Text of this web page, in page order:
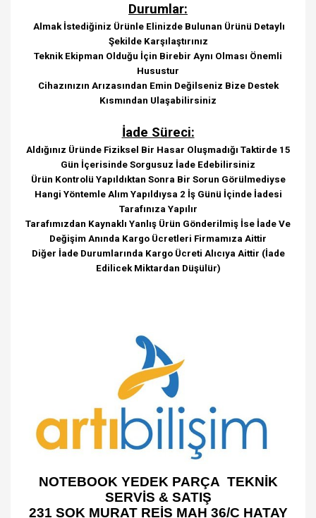
Durumlar:
Almak İstediğiniz Ürünle Elinizde Bulunan Ürünü Detaylı
Şekilde Karşılaştırınız
Teknik Ekipman Olduğu İçin Birebir Aynı Olması Önemli
Husustur
Cihazınızın Arızasından Emin Değilseniz Bize Destek
Kısmından Ulaşabilirsiniz
İade Süreci:
Aldığınız Üründe Fiziksel Bir Hasar Oluşmadığı Taktirde 15
Gün İçerisinde Sorgusuz İade Edebilirsiniz
Ürün Kontrolü Yapıldıktan Sonra Bir Sorun Görülmediyse
Hangi Yöntemle Alım Yapıldıysa 2 İş Günü İçinde İadesi
Tarafınıza Yapılır
Tarafımızdan Kaynaklı Yanlış Ürün Gönderilmiş İse İade Ve
Değişim Anında Kargo Ücretleri Firmamıza Aittir
Diğer İade Durumlarında Kargo Ücreti Alıcıya Aittir (İade
Edilicek Miktardan Düşülür)
NOTEBOOK YEDEK PARÇA TEKNİK
SERVİS & SATIŞ
231 SOK MURAT REİS MAH 36/C HATAY